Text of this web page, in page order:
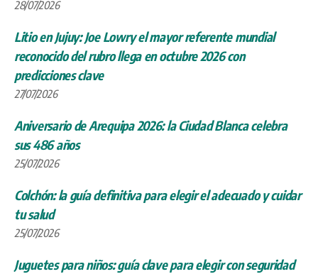
28/07/2026
Litio en Jujuy: Joe Lowry el mayor referente mundial
reconocido del rubro llega en octubre 2026 con
predicciones clave
27/07/2026
Aniversario de Arequipa 2026: la Ciudad Blanca celebra
sus 486 años
25/07/2026
Colchón: la guía definitiva para elegir el adecuado y cuidar
tu salud
25/07/2026
Juguetes para niños: guía clave para elegir con seguridad